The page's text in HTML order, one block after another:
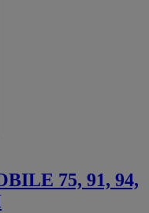
75, 91, 94,